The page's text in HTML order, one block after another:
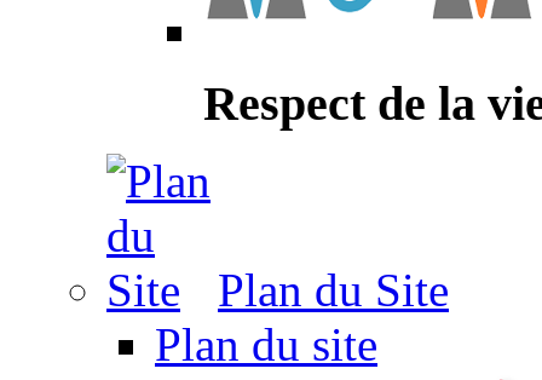
Respect de la
Plan du Site
Plan du site